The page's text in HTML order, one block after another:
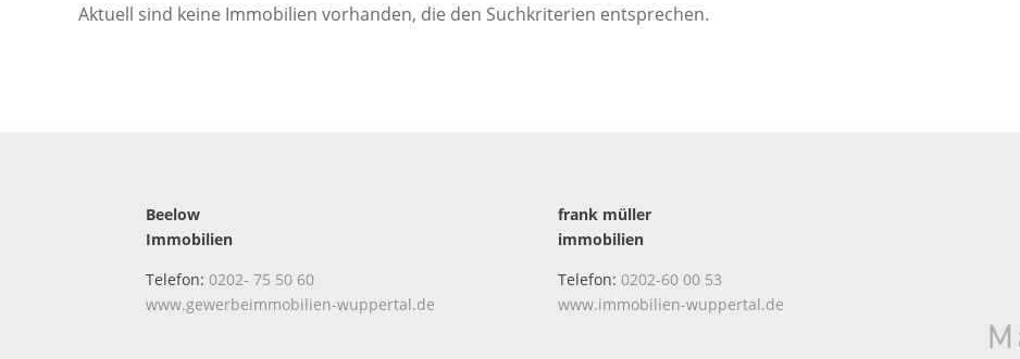
Aktuell sind keine Immobilien vorhanden, die den Suchkriterien entsprechen.
Beelow
Immobilien
Telefon:0202- 75 50 60
www.gewerbeimmobilien-wuppertal.de
frank müller
immobilien
Telefon: 0202-60 00 53
www.immobilien-wuppertal.de